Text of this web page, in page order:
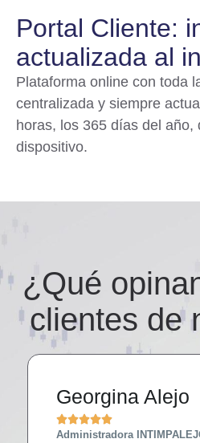
Portal Cliente:
actualizada al
Plataforma online con toda
centralizada y siempre
horas, los 365 días del año,
dispositivo.
¿Qué
clientes de
Georgina Alejo

Administradora